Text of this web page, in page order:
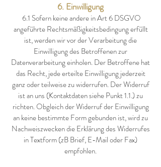
6. Einwilligung
6.1 Sofern keine andere in Art 6 DSGVO
angeführte Rechtsmäßigkeitsbedingung erfüllt
ist, werden wir vor der Verarbeitung die
Einwilligung des Betroffenen zur
Datenverarbeitung einholen. Der Betroffene hat
das Recht, jede erteilte Einwilligung jederzeit
ganz oder teilweise zu widerrufen. Der Widerruf
ist an uns (Kontaktdaten siehe Punkt 1.1.) zu
richten. Obgleich der Widerruf der Einwilligung
an keine bestimmte Form gebunden ist, wird zu
Nachweiszwecken die Erklärung des Widerrufes
in Textform (zB Brief, E-Mail oder Fax)
empfohlen.